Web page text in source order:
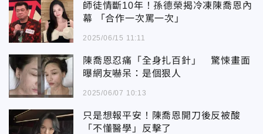
師徒情斷10年！孫德榮揭冷凍陳喬恩內
幕 「合作一次罵一次」
2025/06/15 11:11
陳喬恩忍痛「全身扎百針」 驚悚畫面
曝網友嚇呆：是個狠人
2025/06/07 10:13
只是想報平安！陳喬恩開刀後反被酸
「不懂醫學」反擊了